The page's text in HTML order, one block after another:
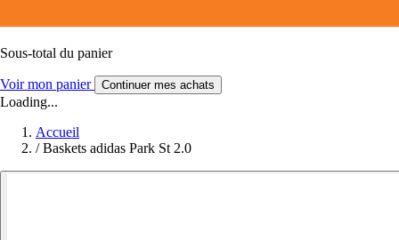
Sous-total du panier
Voir mon panier Continuer mes achats
Loading...
Accueil
/ Baskets adidas Park St 2.0